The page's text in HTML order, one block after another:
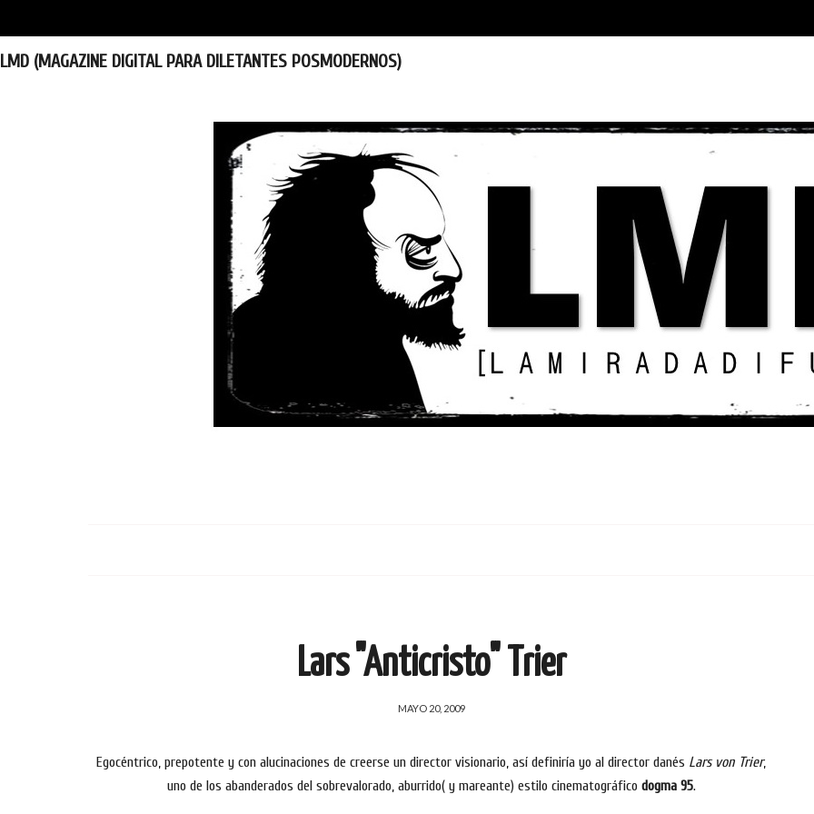
LMD (MAGAZINE DIGITAL PARA DILETANTES POSMODERNOS)
Lars "Anticristo" Trier
MAYO 20, 2009
Egocéntrico, prepotente y con alucinaciones de creerse un director visionario, así definiría yo al director danés Lars von Trier,
uno de los abanderados del sobrevalorado, aburrido( y mareante) estilo cinematográfico dogma 95.